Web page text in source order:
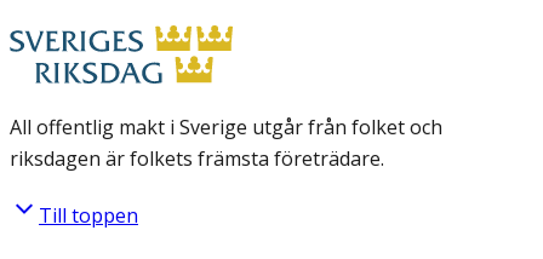
All offentlig makt i Sverige utgår från folket och
riksdagen är folkets främsta företrädare.
Till toppen